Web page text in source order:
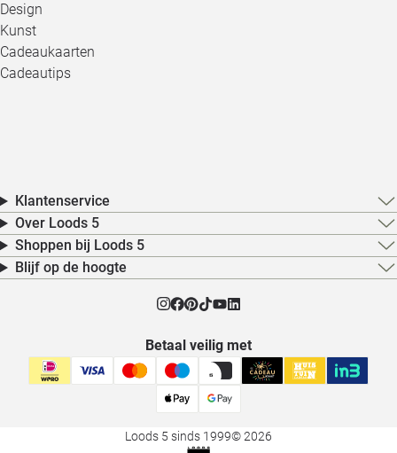
Design
Kunst
Cadeaukaarten
Cadeautips
Klantenservice
Over Loods 5
Shoppen bij Loods 5
Blijf op de hoogte
Betaal veilig met
Loods 5 sinds 1999© 2026